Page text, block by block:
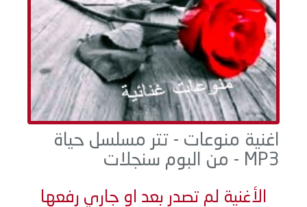
اغنية منوعات - تتر مسلسل حياة
MP3 - من البوم سنجلات
الأغنية لم تصدر بعد او جاري رفعها